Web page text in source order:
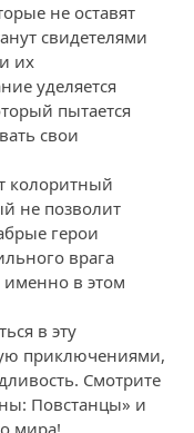
не оставят
свидетелями
их
уделяется
пытается
свои
колоритный
не позволит
герои
врага
именно в этом
в эту
приключениями,
Смотрите
Повстанцы» и
мира!